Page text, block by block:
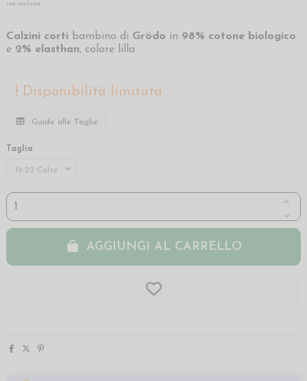
iva inclusa
Calzini corti bambino di Grödo in 98% cotone biologico
e 2% elasthan, colore lilla
Disponibilità limitata
Guide alle Taglie
Taglia
AGGIUNGI AL CARRELLO